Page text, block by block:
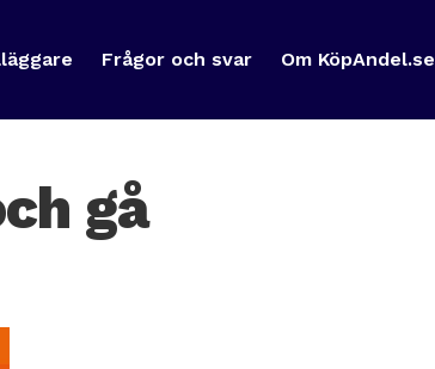
Frågor och svar Om KöpAndel.se
gå